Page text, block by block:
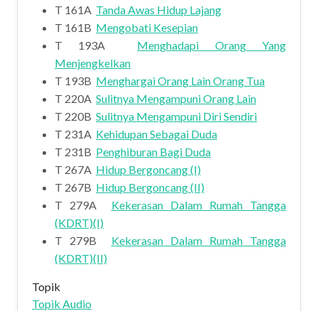
T 161A Tanda Awas Hidup Lajang
T 161B Mengobati Kesepian
T 193A Menghadapi Orang Yang
Menjengkelkan
T 193B Menghargai Orang Lain Orang Tua
T 220A Sulitnya Mengampuni Orang Lain
T 220B Sulitnya Mengampuni Diri Sendiri
T 231A Kehidupan Sebagai Duda
T 231B Penghiburan Bagi Duda
T 267A Hidup Bergoncang (I)
T 267B Hidup Bergoncang (II)
T 279A Kekerasan Dalam Rumah Tangga
(KDRT)(I)
T 279B Kekerasan Dalam Rumah Tangga
(KDRT)(II)
Topik
Topik Audio